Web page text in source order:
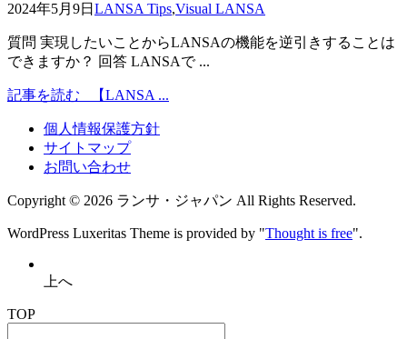
2024年5月9日 LANSA Tips,Visual LANSA
質問 実現したいことからLANSAの機能を逆引きすることは
できますか？ 回答 LANSAで ...
記事を読む 【LANSA ...
個人情報保護方針
サイトマップ
お問い合わせ
Copyright © 2026 ランサ・ジャパン All Rights Reserved.
WordPress Luxeritas Theme is provided by "Thought is free".
上へ
TOP